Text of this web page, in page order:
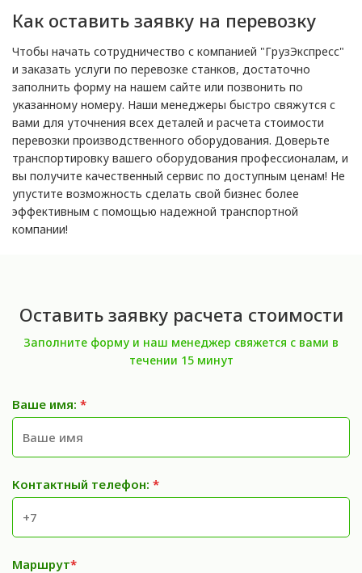
Как оставить заявку на перевозку
Чтобы начать сотрудничество с компанией "ГрузЭкспресс"
и заказать услуги по перевозке станков, достаточно
заполнить форму на нашем сайте или позвонить по
указанному номеру. Наши менеджеры быстро свяжутся с
вами для уточнения всех деталей и расчета стоимости
перевозки производственного оборудования. Доверьте
транспортировку вашего оборудования профессионалам, и
вы получите качественный сервис по доступным ценам! Не
упустите возможность сделать свой бизнес более
эффективным с помощью надежной транспортной
компании!
Оставить заявку расчета стоимости
Заполните форму и наш менеджер свяжется с вами в
течении 15 минут
Ваше имя: *
Контактный телефон: *
Маршрут*